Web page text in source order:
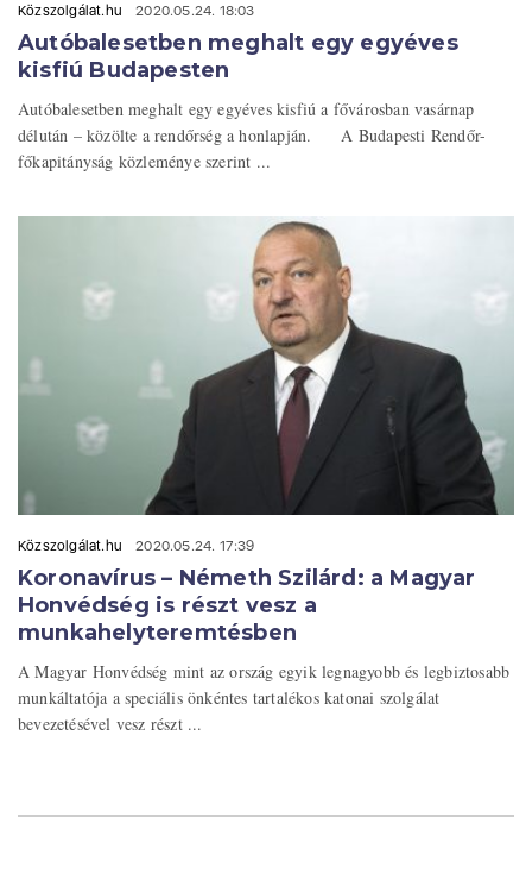
Közszolgálat.hu 2020.05.24. 18:03
Autóbalesetben meghalt egy egyéves
kisfiú Budapesten
Autóbalesetben meghalt egy egyéves kisfiú a fővárosban vasárnap
délután – közölte a rendőrség a honlapján. A Budapesti Rendőr-
főkapitányság közleménye szerint ...
Közszolgálat.hu 2020.05.24. 17:39
Koronavírus – Németh Szilárd: a Magyar
Honvédség is részt vesz a
munkahelyteremtésben
A Magyar Honvédség mint az ország egyik legnagyobb és legbiztosabb
munkáltatója a speciális önkéntes tartalékos katonai szolgálat
bevezetésével vesz részt ...